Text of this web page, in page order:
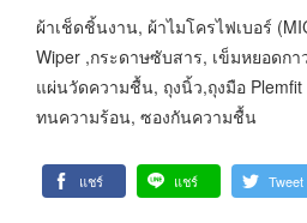
ผ้าเช็ดชิ้นงาน, ผ้าไมโครไฟเบอร์
Wiper ,กระดาษซับสาร, เข็มหยอดก
แผ่นวัดความชื้น, ถุงนิ้ว,ถุงมือ
ทนความร้อน, ซองกันความชื้น
แชร์ แชร์ Tweet